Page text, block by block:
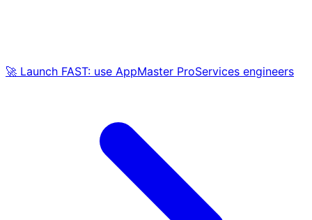
🚀 Launch FAST: use AppMaster ProServices engineers